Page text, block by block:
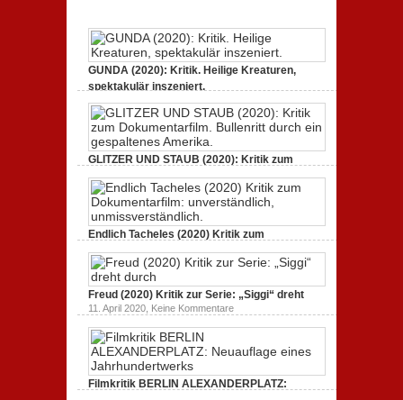
GUNDA (2020): Kritik. Heilige Kreaturen,
spektakulär inszeniert.
GUNDA
(2020):
Kritik.
Kreaturen,
spektakulär
GLITZER UND STAUB (2020): Kritik zum
Dokumentarfilm.
3. Oktober 2020,Keine Kommentare zu
GLITZER
UND
(2020):
Kritik
zum
Dokumentarfilm.
durch
ein
Amerika.
Endlich Tacheles (2020) Kritik zum
Dokumentarfilm: unverständlich,
19. Mai 2020,Keine Kommentarezu
Tacheles
(2020)
Kritik
zum
Dokumentarfilm:
unmissverständlich.
Freud (2020) Kritik zur Serie: „Siggi“ dreht
11. April 2020, Keine Kommentarezu
Freud
(2020)
zur
dreht
durch
Filmkritik BERLIN ALEXANDERPLATZ: